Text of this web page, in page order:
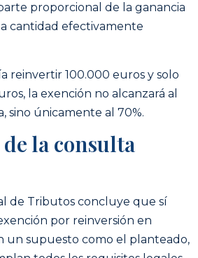
proporcional de la ganancia
cantidad efectivamente
reinvertir 100.000 euros y solo
la exención no alcanzará al
sino únicamente al 70%.
la consulta
de Tributos concluye que sí
por reinversión en
un supuesto como el planteado,